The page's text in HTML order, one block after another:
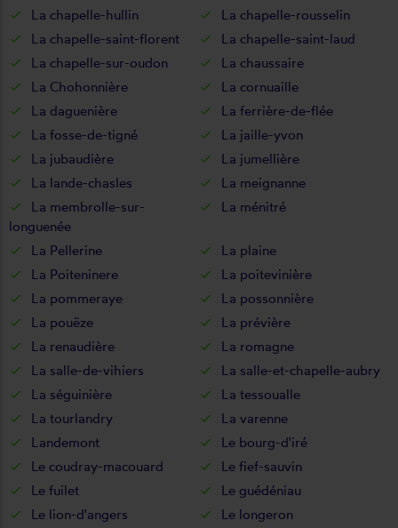
La chapelle-hullin
La chapelle-rousselin
La chapelle-saint-florent
La chapelle-saint-laud
La chapelle-sur-oudon
La chaussaire
La Chohonnière
La cornuaille
La daguenière
La ferrière-de-flée
La fosse-de-tigné
La jaille-yvon
La jubaudière
La jumellière
La lande-chasles
La meignanne
La membrolle-sur-
longuenée
La ménitré
La Pellerine
La plaine
La Poiteninere
La poitevinière
La pommeraye
La possonnière
La pouëze
La prévière
La renaudière
La romagne
La salle-de-vihiers
La salle-et-chapelle-aubry
La séguinière
La tessoualle
La tourlandry
La varenne
Landemont
Le bourg-d'iré
Le coudray-macouard
Le fief-sauvin
Le fuilet
Le guédéniau
Le lion-d'angers
Le longeron